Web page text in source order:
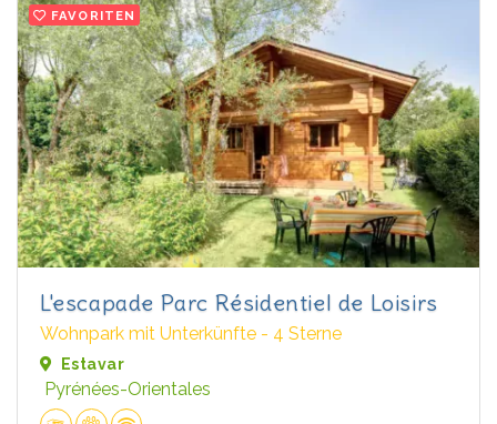
FAVORITEN
L'escapade Parc Résidentiel de Loisirs
Wohnpark mit Unterkünfte - 4 Sterne
Estavar
Pyrénées-Orientales